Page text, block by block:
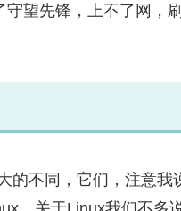
望先锋，上不了网，
的不同，它们，注意我